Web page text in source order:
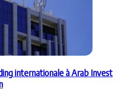
internationale à Arab Invest